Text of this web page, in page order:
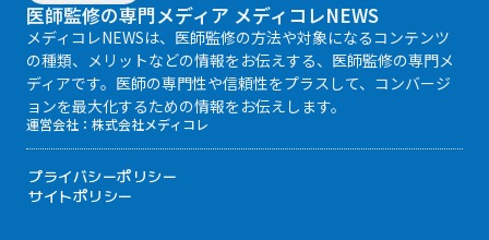
医師監修の専門メディア メディコレNEWS
メディコレNEWSは、医師監修の方法や対象になるコンテンツ
の種類、メリットなどの情報をお伝えする、医師監修の専門メ
ディアです。医師の専門性や信頼性をプラスして、コンバージ
ョンを最大化するための情報をお伝えします。
運営会社： 株式会社メディコレ
プライバシーポリシー
サイトポリシー